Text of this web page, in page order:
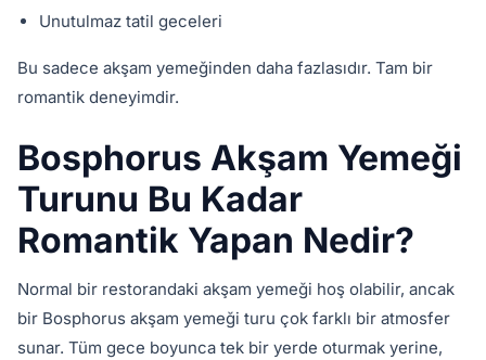
Unutulmaz tatil geceleri
Bu sadece akşam yemeğinden daha fazlasıdır. Tam bir
romantik deneyimdir.
Bosphorus Akşam Yemeği
Turunu Bu Kadar
Romantik Yapan Nedir?
Normal bir restorandaki akşam yemeği hoş olabilir, ancak
bir Bosphorus akşam yemeği turu çok farklı bir atmosfer
sunar. Tüm gece boyunca tek bir yerde oturmak yerine,